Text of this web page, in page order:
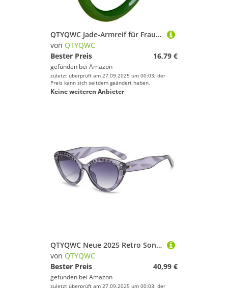
QTYQWC Jade-Armreif für Frauen, echte natürliche grüne Glücksgeschenke mit Schmuckschatulle (Farbe: rund 8 mm, Größe: 51–52 mm)
von QTYQWC
Bester Preis
16,79 €
gefunden bei Amazon
zuletzt überprüft am 27.09.2025 um 00:03; der
Preis kann sich seitdem geändert haben.
Keine weiteren Anbieter
QTYQWC Neue 2025 Retro Sonnenbrille Frauen Frauen Sonnenbrille Schwarze Vintage Sonnenbrille UV400
von QTYQWC
Bester Preis
40,99 €
gefunden bei Amazon
zuletzt überprüft am 27.09.2025 um 00:03; der